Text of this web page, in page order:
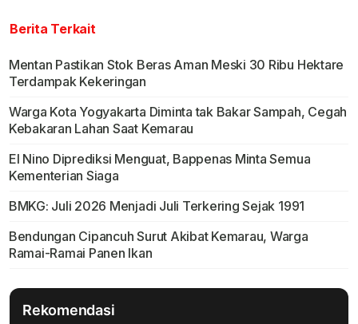
Berita Terkait
Mentan Pastikan Stok Beras Aman Meski 30 Ribu Hektare
Terdampak Kekeringan
Warga Kota Yogyakarta Diminta tak Bakar Sampah, Cegah
Kebakaran Lahan Saat Kemarau
El Nino Diprediksi Menguat, Bappenas Minta Semua
Kementerian Siaga
BMKG: Juli 2026 Menjadi Juli Terkering Sejak 1991
Bendungan Cipancuh Surut Akibat Kemarau, Warga
Ramai-Ramai Panen Ikan
Rekomendasi